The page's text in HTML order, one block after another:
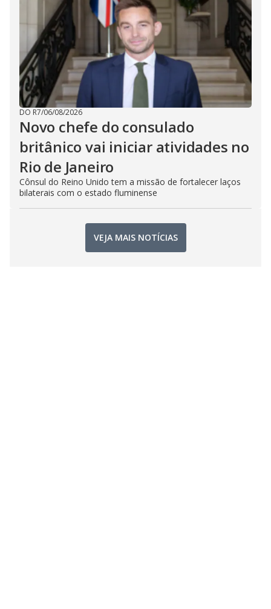
DO R7/06/08/2026
Novo chefe do consulado
britânico vai iniciar atividades no
Rio de Janeiro
Cônsul do Reino Unido tem a missão de fortalecer laços
bilaterais com o estado fluminense
VEJA MAIS NOTÍCIAS